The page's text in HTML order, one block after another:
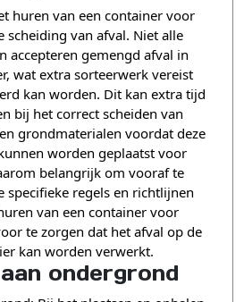
huren van een container voor
scheiding van afval. Niet alle
accepteren gemengd afval in
wat extra sorteerwerk vereist
kan worden. Dit kan extra tijd
bij het correct scheiden van
grondmaterialen voordat deze
worden geplaatst voor
belangrijk om vooraf te
specifieke regels en richtlijnen
van een container voor
te zorgen dat het afval op de
kan worden verwerkt.
ondergrond